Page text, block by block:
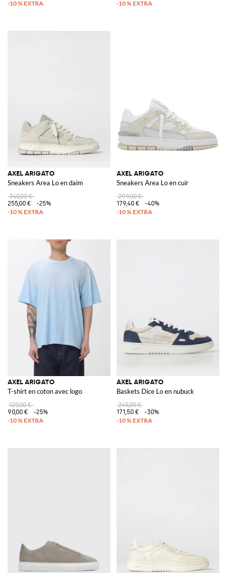
AXEL ARIGATO
Sneakers Area Lo en daim
340,00 €
255,00 €
-25%
AXEL ARIGATO
Sneakers Area Lo en cuir
299,00 €
179,40 €
-40%
AXEL ARIGATO
T-shirt en coton avec logo
120,00 €
90,00 €
-25%
AXEL ARIGATO
Baskets Dice Lo en nubuck
245,00 €
171,50 €
-30%